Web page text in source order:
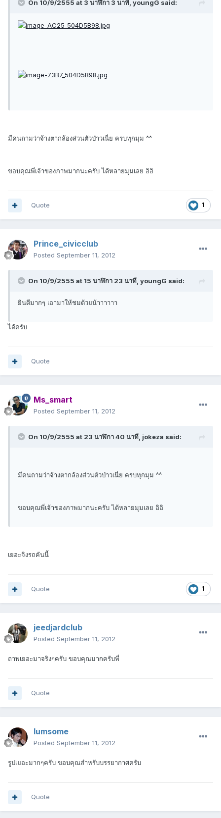
On 10/9/2555 at 3 นาฬิกา 3 นาที, youngG said:
มีคนถามว่าจ้างตากล้องส่วนตัวป่าวเนี่ย ครบทุกมุม ^^
ขอบคุณพี่เจ้าของภาพมากนะครับ ได้หลายมุมเลย อิอิ
1
Quote
Prince_civicclub
Posted September 11, 2012
On 10/9/2555 at 15 นาฬิกา 23 นาที, youngG said:
ยินดีมากๆ เอามาให้ชมด้วยน้าาาาาา
ได้ครับ
Quote
Ms_smart
Posted September 11, 2012
On 10/9/2555 at 23 นาฬิกา 40 นาที, jokeza said:
มีคนถามว่าจ้างตากล้องส่วนตัวป่าวเนี่ย ครบทุกมุม ^^
ขอบคุณพี่เจ้าของภาพมากนะครับ ได้หลายมุมเลย อิอิ
เยอะจิงรถคันนี้
1
Quote
jeedjardclub
Posted September 11, 2012
ถาพเยอะมาจริงๆครับ ขอบคุณมากครับพี่
Quote
lumsome
Posted September 11, 2012
รูปเยอะมากๆครับ ขอบคุณสำหรับบรรยากาศครับ
Quote